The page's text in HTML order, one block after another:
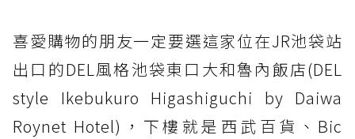
喜愛購物的朋友一定要選這家位在JR池袋站
出口的DEL風格池袋東口大和魯內飯店(DEL
style Ikebukuro Higashiguchi by Daiwa
Roynet Hotel)，下樓就是西武百貨、Bic